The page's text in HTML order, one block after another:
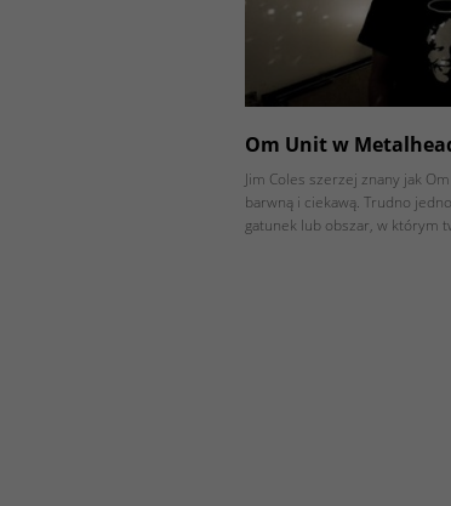
Om Unit w
Jim Coles szerzej znany jak
barwną i ciekawą. Trudno
gatunek lub obszar, w którym